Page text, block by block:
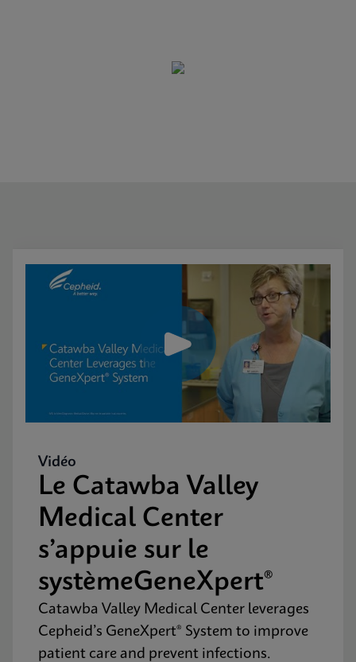
Vidéo
Le Catawba Valley
Medical Center
s’appuie sur le
systèmeGeneXpert®
Catawba Valley Medical Center leverages
Cepheid’s GeneXpert® System to improve
patient care and prevent infections.